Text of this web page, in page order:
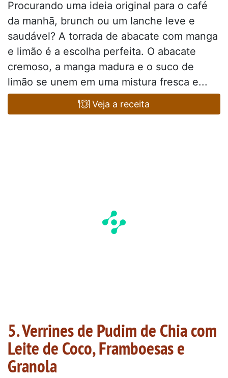
Procurando uma ideia original para o café
da manhã, brunch ou um lanche leve e
saudável? A torrada de abacate com manga
e limão é a escolha perfeita. O abacate
cremoso, a manga madura e o suco de
limão se unem em uma mistura fresca e...
Veja a receita
5. Verrines de Pudim de Chia com
Leite de Coco, Framboesas e
Granola